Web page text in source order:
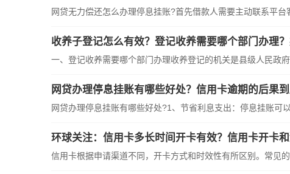
网贷无力偿还怎么办理停息挂账?首先借款人需要主动联系平台
收养子登记怎么有效？登记收养需要哪个部门办理
一、登记收养需要哪个部门办理收养登记的机关是县级人民政府
网贷办理停息挂账有哪些好处？信用卡逾期的后果
网贷办理停息挂账有哪些好处?1、节省利息支出：停息挂账可以
环球关注：信用卡多长时间开卡有效？信用卡开卡和
信用卡根据申请渠道不同，开卡方式和时效性有所区别。常见的